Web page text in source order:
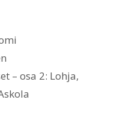
– osa 2: Lohja,